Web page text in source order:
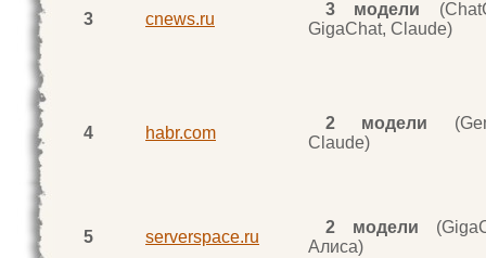
3 cnews.ru
3 модели
GigaChat, Claude)
4 habr.com
2 модели
Claude)
5 serverspace.ru
2 модели
Алиса)